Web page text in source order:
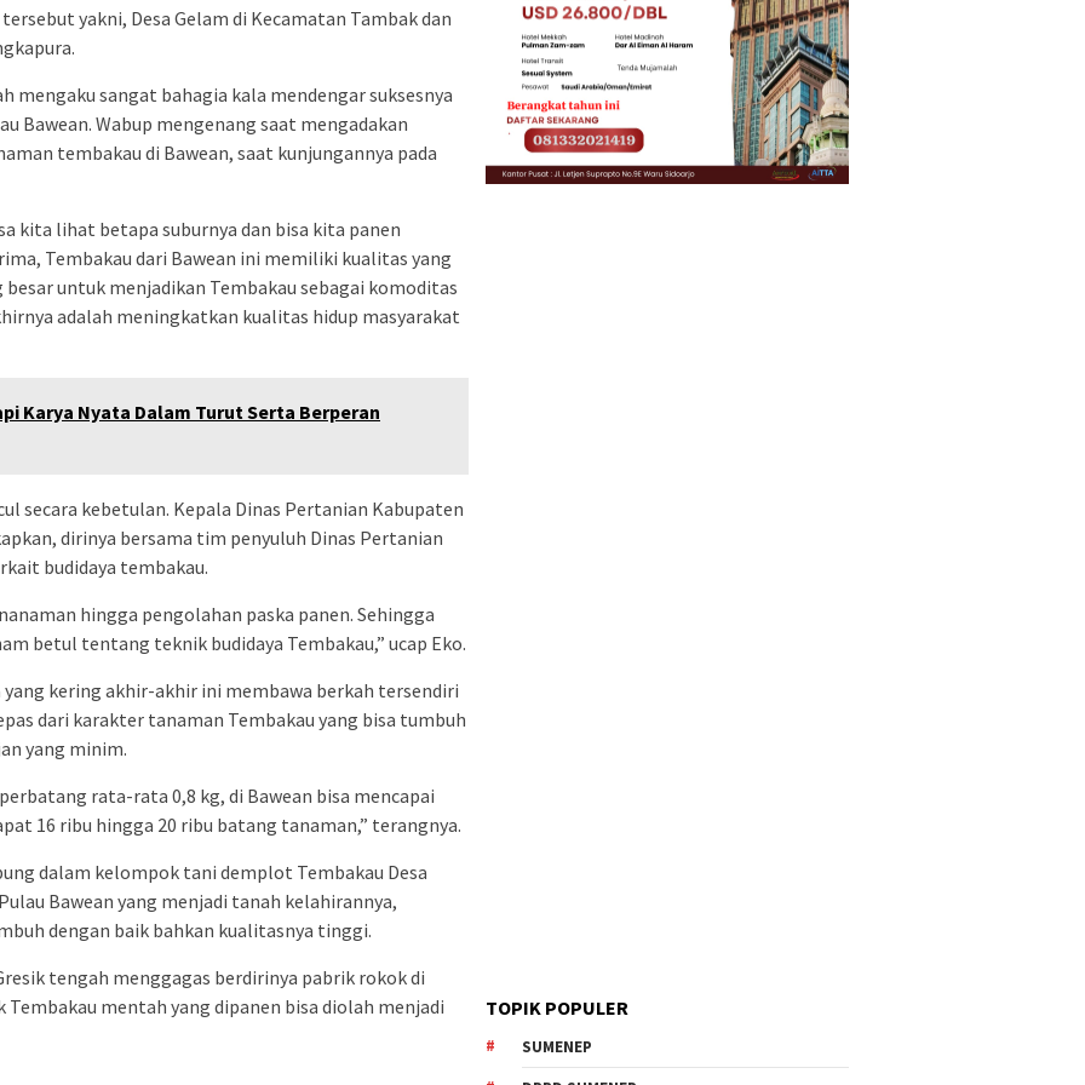
yakni, Desa Gelam di Kecamatan Tambak dan
mengaku sangat bahagia kala mendengar suksesnya
Bawean. Wabup mengenang saat mengadakan
tembakau di Bawean, saat kunjungannya pada
kita lihat betapa suburnya dan bisa kita panen
Tembakau dari Bawean ini memiliki kualitas yang
untuk menjadikan Tembakau sebagai komoditas
adalah meningkatkan kualitas hidup masyarakat
Karya Nyata Dalam Turut Serta Berperan
secara kebetulan. Kepala Dinas Pertanian Kabupaten
dirinya bersama tim penyuluh Dinas Pertanian
budidaya tembakau.
hingga pengolahan paska panen. Sehingga
betul tentang teknik budidaya Tembakau,” ucap Eko.
yang kering akhir-akhir ini membawa berkah tersendiri
dari karakter tanaman Tembakau yang bisa tumbuh
yang minim.
rata-rata 0,8 kg, di Bawean bisa mencapai
16 ribu hingga 20 ribu batang tanaman,” terangnya.
dalam kelompok tani demplot Tembakau Desa
Bawean yang menjadi tanah kelahirannya,
dengan baik bahkan kualitasnya tinggi.
tengah menggagas berdirinya pabrik rokok di
Tembakau mentah yang dipanen bisa diolah menjadi
TOPIK POPULER
SUMENEP